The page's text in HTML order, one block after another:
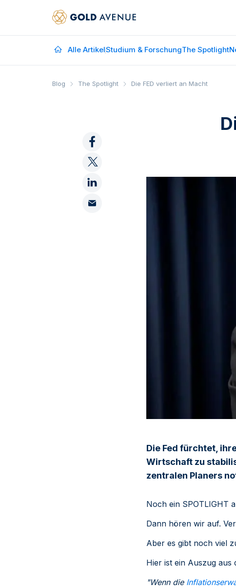
Alle ArtikelStudium & ForschungThe Spotlight
Blog The Spotlight Die FED verliert an Macht
Die Fed fürchtet,
Wirtschaft zu
zentralen Planers
Noch ein SPOTLIGHT
Dann hören wir auf.
Aber es gibt noch viel
Hier ist ein Auszug aus
"Wenn die